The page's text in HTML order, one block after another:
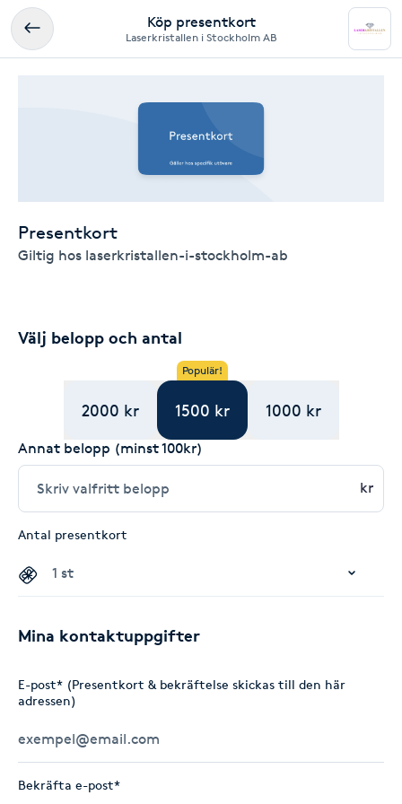
Köp presentkort
Laserkristallen i Stockholm AB
Presentkort
Giltig hos laserkristallen-i-stockholm-ab
Välj belopp och antal
2000 kr
Populär!
1500 kr 1000 kr
Annat belopp (minst 100kr)
kr
Antal presentkort
Mina kontaktuppgifter
E-post* (Presentkort & bekräftelse skickas till den här
adressen)
Bekräfta e-post*